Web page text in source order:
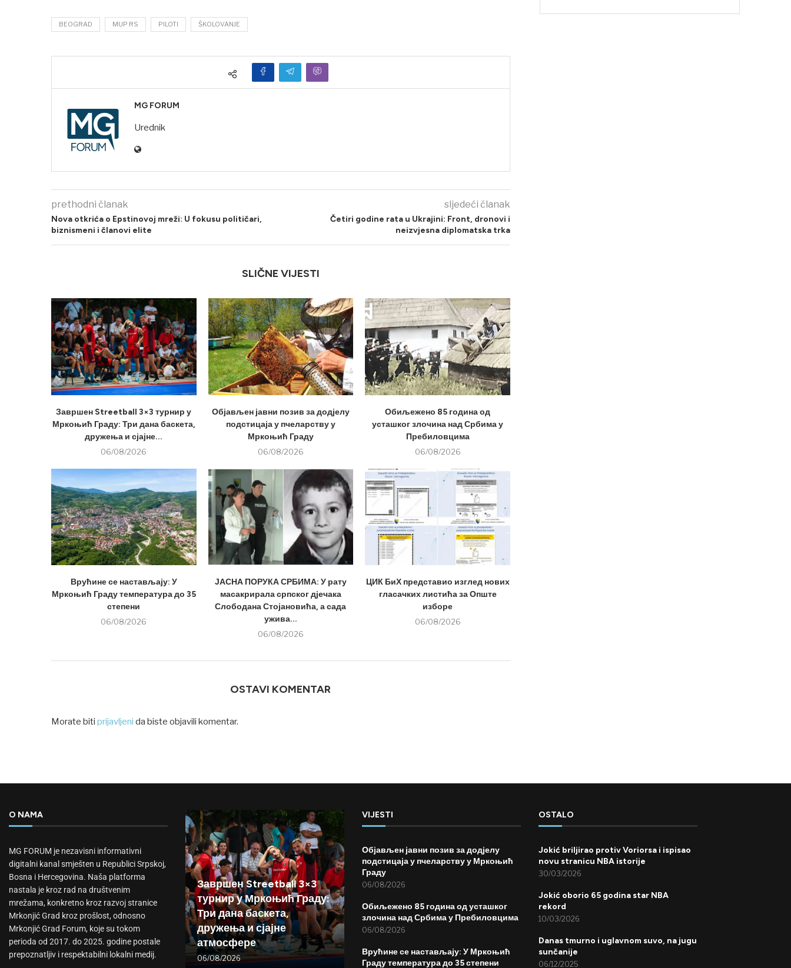
BEOGRAD MUP RS PILOTI ŠKOLOVANJE
MG FORUM
Urednik
prethodni članak
Nova otkrića o Epstinovoj mreži: U fokusu političari,
biznismeni i članovi elite
sljedeći članak
Četiri godine rata u Ukrajini: Front, dronovi i
neizvjesna diplomatska trka
SLIČNE VIJESTI
Завршен Streetball 3×3 турнир у
Мркоњић Граду: Три дана баскета,
дружења и сјајне...
06/08/2026
Објављен јавни позив за додјелу
подстицаја у пчеларству у
Мркоњић Граду
06/08/2026
Обиљежено 85 година од
усташког злочина над Србима у
Пребиловцима
06/08/2026
Врућине се настављају: У
Мркоњић Граду температура до 35
степени
06/08/2026
ЈАСНА ПОРУКА СРБИМА: У рату
масакрирала српског дјечака
Слободана Стојановића, а сада
ужива...
06/08/2026
ЦИК БиХ представио изглед нових
гласачких листића за Опште
изборе
06/08/2026
OSTAVI KOMENTAR
Morate biti prijavljeni da biste objavili komentar.
O NAMA
MG FORUM je nezavisni informativni
digitalni kanal smješten u Republici Srpskoj,
Bosna i Hercegovina. Naša platforma
nastala je kroz rad na društvenim
mrežama, konkretno kroz razvoj stranice
Mrkonjić Grad kroz prošlost, odnosno
Mrkonjić Grad Forum, koje su tokom
perioda od 2017. do 2025. godine postale
prepoznatljiv i respektabilni lokalni medij.
Завршен Streetball 3×3
турнир у Мркоњић Граду:
Три дана баскета,
дружења и сјајне
атмосфере
06/08/2026
VIJESTI
Објављен јавни позив за додјелу
подстицаја у пчеларству у Мркоњић
Граду
06/08/2026
Обиљежено 85 година од усташког
злочина над Србима у Пребиловцима
06/08/2026
Врућине се настављају: У Мркоњић
Граду температура до 35 степени
OSTALO
Jokić briljirao protiv Voriorsa i ispisao
novu stranicu NBA istorije
30/03/2026
Jokić oborio 65 godina star NBA
rekord
10/03/2026
Danas tmurno i uglavnom suvo, na jugu
sunčanije
06/12/2025